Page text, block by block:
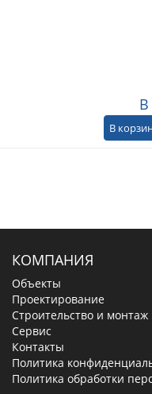
В
В
КОМПАНИЯ
Объекты
Проектирование
Строительство и монтаж
Сервис
Контакты
Политика
Политика обработки